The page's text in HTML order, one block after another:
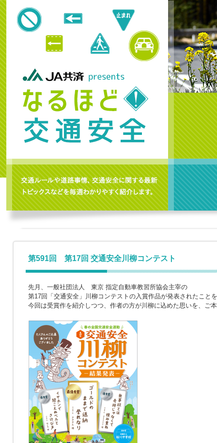
第591回 第17回 交通安全川柳コンテスト
先月、一般社団法人 東京 指定自動車教習所協会主宰の
第17回「交通安全」川柳コンテストの入賞作品が発表されたこと
今回は受賞作を紹介しつつ、作者の方が川柳に込めた思いを、ご